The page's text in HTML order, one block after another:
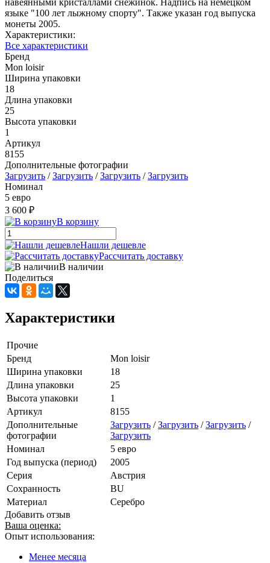
языке "100 лет лыжному спорту". Также указан год выпуска
монеты 2005.
Характеристики:
Все характеристики
Бренд
Mon loisir
Ширина упаковки
18
Длина упаковки
25
Высота упаковки
1
Артикул
8155
Дополнительные фотографии
Загрузить /Загрузить /Загрузить /Загрузить
Номинал
5 евро
3 600 ₽
В корзину
Нашли дешевле
Рассчитать доставку
В наличии
Поделиться
Характеристики
Прочие
Бренд
Mon loisir
Ширина упаковки
18
Длина упаковки
25
Высота упаковки
1
Артикул
8155
Дополнительные
фотографии
Загрузить /Загрузить /Загрузить /
Загрузить
Номинал
5 евро
Год выпуска (период)
2005
Серия
Австрия
Сохранность
BU
Материал
Серебро
Добавить отзыв
Ваша оценка:
Опыт использования:
Менее месяца